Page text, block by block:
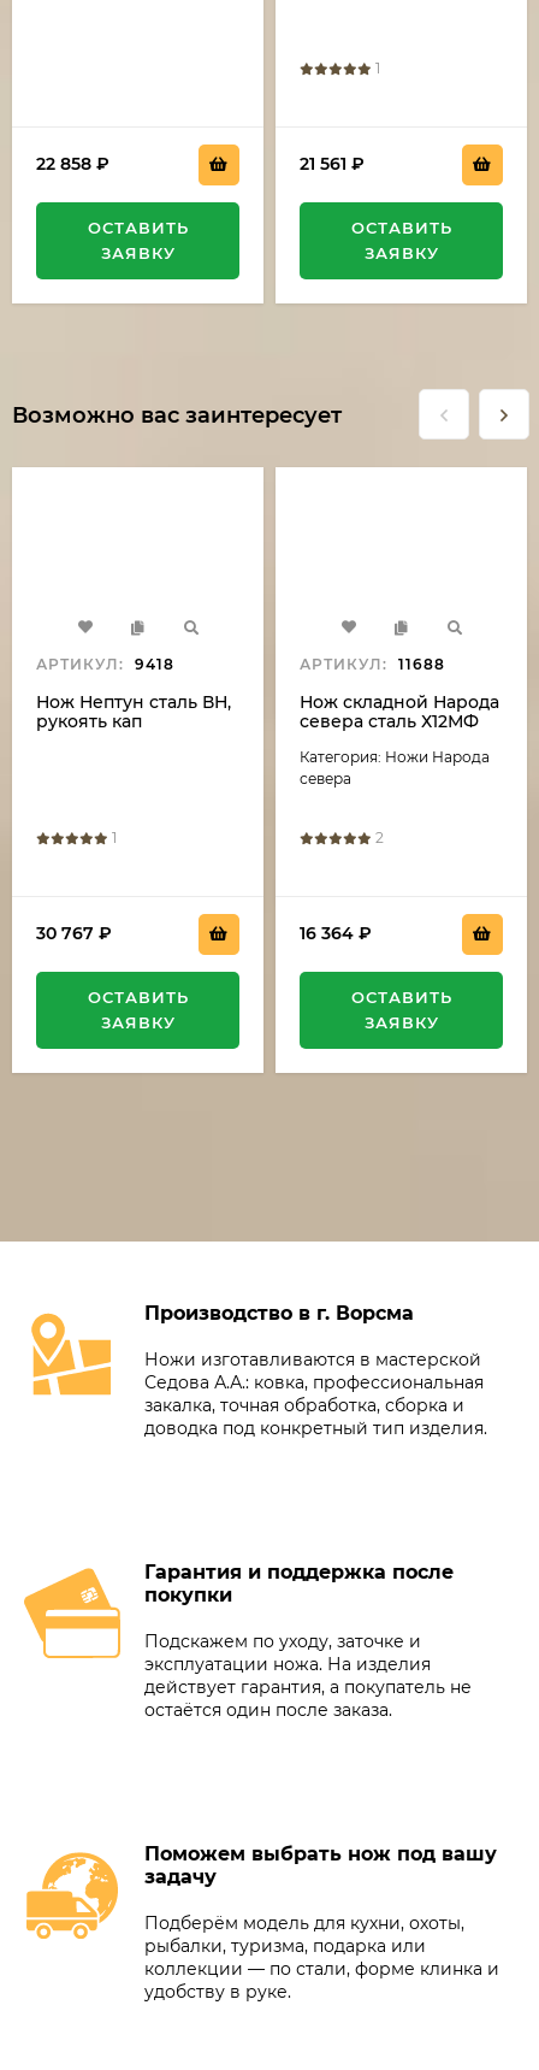
22 858 ₽
ОСТАВИТЬ
ЗАЯВКУ
1
21 561 ₽
ОСТАВИТЬ
ЗАЯВКУ
Возможно вас заинтересует
АРТИКУЛ: 9418
Нож Нептун сталь ВН,
рукоять кап
1
30 767 ₽
ОСТАВИТЬ
ЗАЯВКУ
АРТИКУЛ: 11688
Нож складной Народа
севера сталь Х12МФ
с белой
Категория: Ножи Народа
севера
2
16 364 ₽
ОСТАВИТЬ
ЗАЯВКУ
Производство в г. Ворсма
Ножи изготавливаются в мастерской
Седова А.А.: ковка, профессиональная
закалка, точная обработка, сборка и
доводка под конкретный тип изделия.
Гарантия и поддержка после
покупки
Подскажем по уходу, заточке и
эксплуатации ножа. На изделия
действует гарантия, а покупатель не
остаётся один после заказа.
Поможем выбрать нож под вашу
задачу
Подберём модель для кухни, охоты,
рыбалки, туризма, подарка или
коллекции — по стали, форме клинка и
удобству в руке.